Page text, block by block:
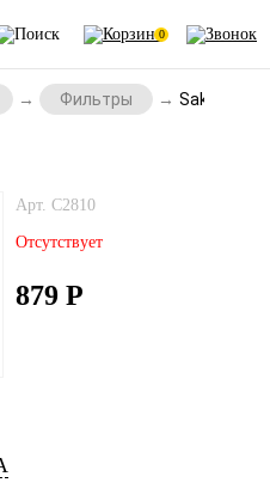
0
Фильтры Sakura
Арт. C2810
Отсутствует
879 Р